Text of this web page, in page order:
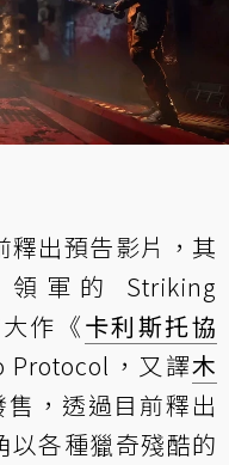
釋出預告影片，其
領軍的 Striking
作《卡利斯托協
Protocol，又譯木
，透過目前釋出
以各種獵奇殘酷的